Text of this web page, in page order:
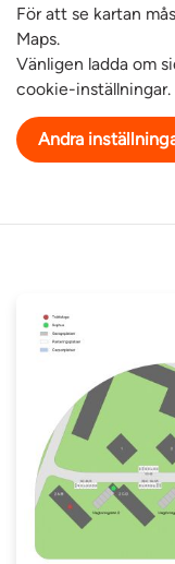
För att se kartan
Maps.
Vänligen ladda om
cookie-inställningar.
Andra